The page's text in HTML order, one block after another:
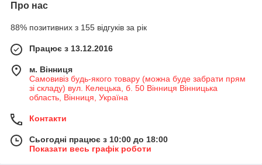
Про нас
88% позитивних з 155 відгуків за рік
Працює з 13.12.2016
м. Вінниця
Самовивіз будь-якого товару (можна буде забрати прям
зі складу) вул. Келецька, б. 50 Вінниця Вінницька
область, Вінниця, Україна
Контакти
Сьогодні працює з 10:00 до 18:00
Показати весь графік роботи